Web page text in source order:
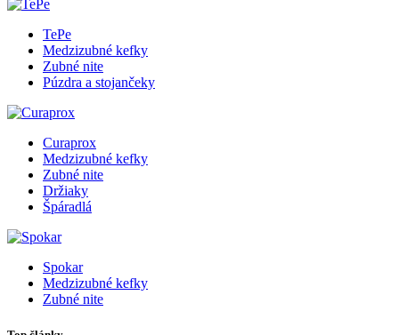
TePe
Medzizubné kefky
Zubné nite
Púzdra a stojančeky
Curaprox
Medzizubné kefky
Zubné nite
Držiaky
Špáradlá
Spokar
Medzizubné kefky
Zubné nite